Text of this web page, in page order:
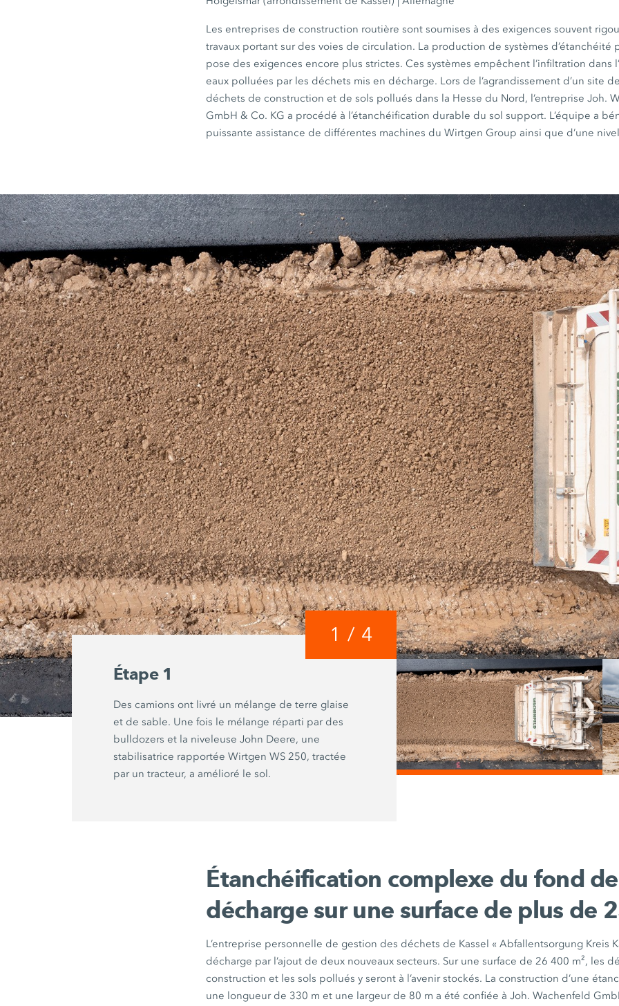
Les entreprises de construction routière sont soumises à des exigences souvent
travaux portant sur des voies de circulation. La production de systèmes d’étanchéité
pose des exigences encore plus strictes. Ces systèmes empêchent l’infiltration dans
eaux polluées par les déchets mis en décharge. Lors de l’agrandissement d’un site
déchets de construction et de sols pollués dans la Hesse du Nord, l’entreprise Joh.
GmbH & Co. KG a procédé à l’étanchéification durable du sol support. L’équipe a
puissante assistance de différentes machines duWirtgen Group ainsi que d’une
1 / 4
Étape 1
Des camions ont livré un mélange de terre glaise
et de sable. Une fois le mélange réparti par des
bulldozers et la niveleuse John Deere, une
stabilisatrice rapportée Wirtgen WS 250, tractée
par un tracteur, a amélioré le sol.
Étape 2
Un compacteur Hamm doté d’un
de mouton a ensuite compacté le
la surface, pour permettre
l’humidité. Après un certain
un compacteur à rouleau lisse a pris
/
Étanchéification complexe du fond
décharge sur une surface de plus de
L’entreprise personnelle de gestion des déchets de Kassel « Abfallentsorgung Kreis
décharge par l’ajout de deux nouveaux secteurs. Sur une surface de26 400 m², les
construction et les sols pollués y seront à l’avenir stockés. La construction d’une
une longueur de 330 m et une largeur de 80 m a été confiée à Joh. Wachenfeld